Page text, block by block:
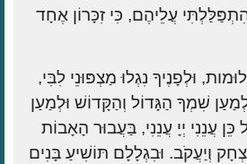
עֲלֵיהֶם, כִּי זִכָּרוֹן אֶחָד
וּלְפָנֶיךָ נִגְלוּ מַצְפּוּנֵי לִבִּי,
שִׁמְךָ הַגָּדוֹל וְהַקָּדוֹשׁ וּלְמַעַן
עֲנֵנִי יְיָ עֲנֵנִי, בַּעֲבוּר הָאָבוֹת
וְיַעֲקֹב. וּבִגְלָלָם תּוֹשִׁיעַ בָּנִים